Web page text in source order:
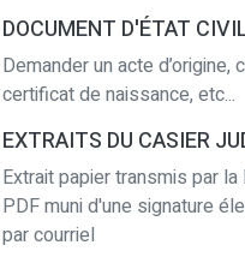
DOCUMENT D'ÉTAT
Demander un acte
certificat de naissance, etc...
EXTRAITS DU CASIER
Extrait papier transmis par
PDF muni d'une signature
par courriel